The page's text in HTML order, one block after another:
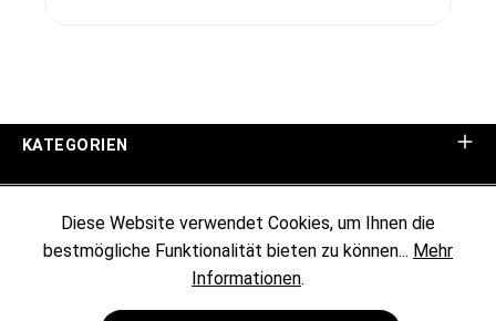
KATEGORIEN
KUNDENINFORMATIONEN
Diese Website verwendet Cookies, um Ihnen die
bestmögliche Funktionalität bieten zu können... Mehr
Informationen.